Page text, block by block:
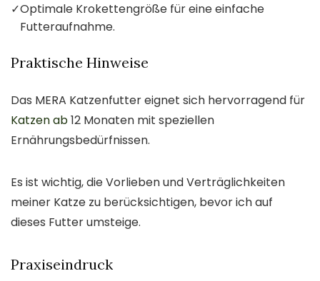
✓Optimale Krokettengröße für eine einfache
Futteraufnahme.
Praktische Hinweise
Das MERA Katzenfutter eignet sich hervorragend für
Katzen ab12 Monaten mit speziellen
Ernährungsbedürfnissen.
Es ist wichtig, die Vorlieben und Verträglichkeiten
meiner Katze zu berücksichtigen, bevor ich auf
dieses Futter umsteige.
Praxiseindruck